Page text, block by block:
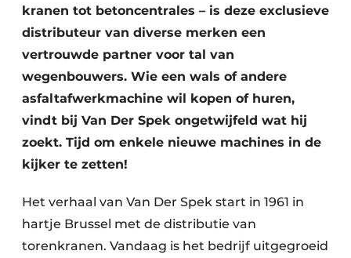
kranen tot betoncentrales – is deze exclusieve
distributeur van diverse merken een
vertrouwde partner voor tal van
wegenbouwers. Wie een wals of andere
asfaltafwerkmachine wil kopen of huren,
vindt bij Van Der Spek ongetwijfeld wat hij
zoekt. Tijd om enkele nieuwe machines in de
kijker te zetten!
Het verhaal van Van Der Spek start in 1961 in
hartje Brussel met de distributie van
torenkranen. Vandaag is het bedrijf uitgegroeid